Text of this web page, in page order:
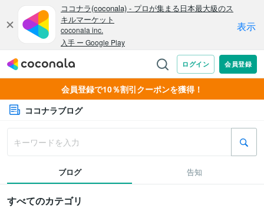
会員登録で10％割引クーポンを獲得！
ココナラブログ
ブログ 告知
すべてのカテゴリ